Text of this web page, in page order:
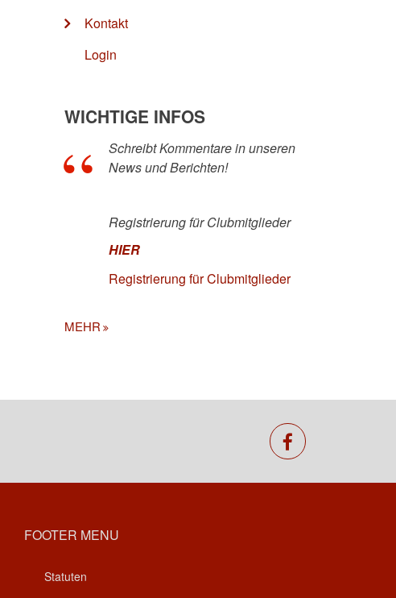
Kontakt
Login
WICHTIGE INFOS
Schreibt Kommentare in unseren
News und Berichten!
Registrierung für Clubmitglieder
HIER
Registrierung für Clubmitglieder
MEHR
facebook
FOOTER MENU
Statuten